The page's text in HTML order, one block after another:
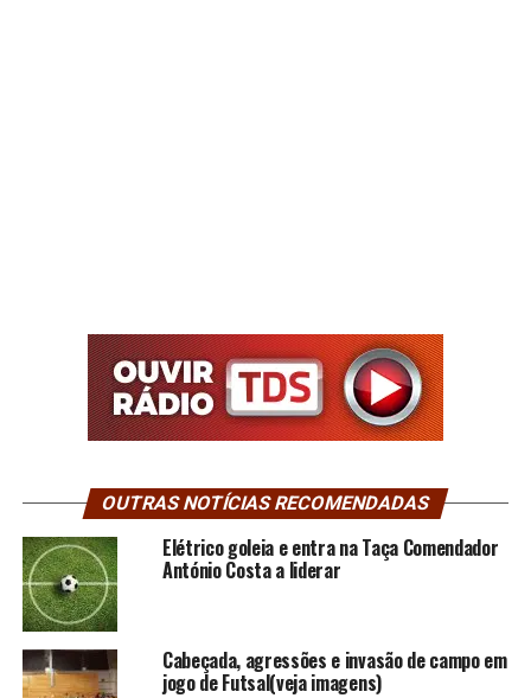
OUTRAS NOTÍCIAS RECOMENDADAS
Elétrico goleia e entra na Taça Comendador
António Costa a liderar
Cabeçada, agressões e invasão de campo em
jogo de Futsal(veja imagens)